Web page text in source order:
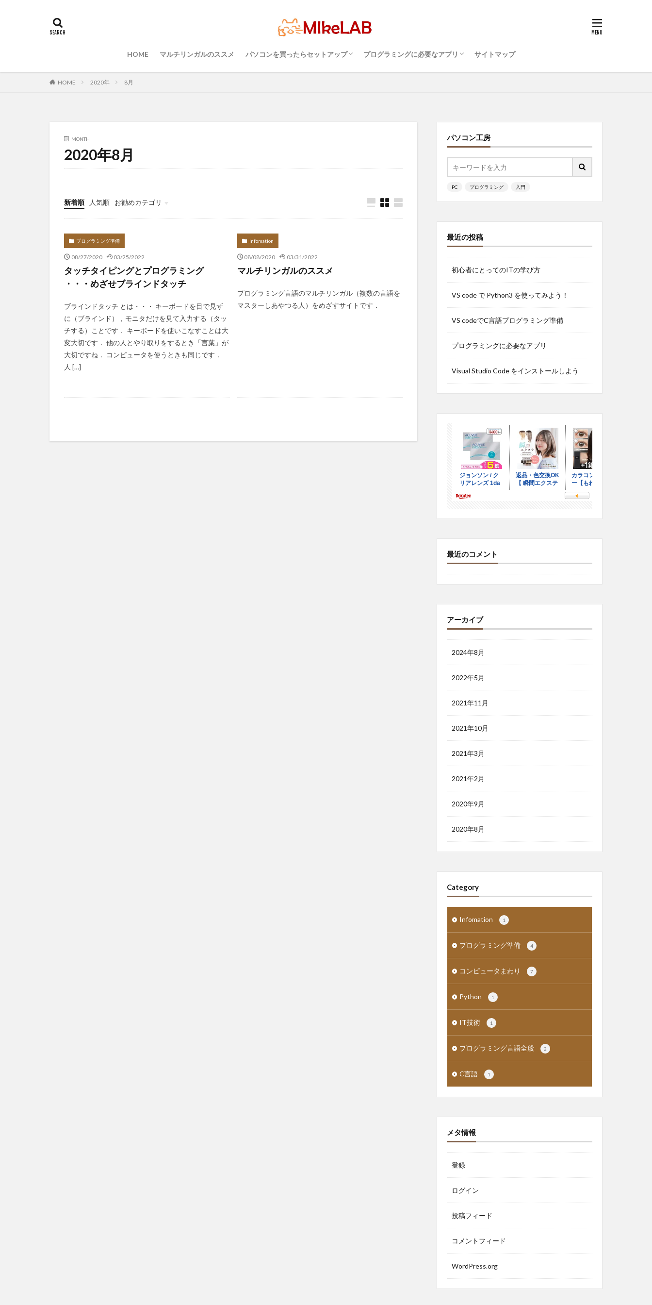
HOME マルチリンガルのススメ パソコンを買ったらセットアップ
超初心者のパソコンの選び方（３）・・・知
超初心者のパソコンの選び方（１）・・・
超初心者のパソコンの選び方（２）・・・快
プログラミングに必要なアプリ
プログラミングを行うためのコンピュータ環
パソコンのセキュリティ対策を行おう
Visual Studio Code をインストールしよう
タッチタイピングとプログラミング ・・・
サイトマップ
HOME 2020年 8月
MONTH
2020年8月
新着順 人気順
お勧めカテゴリ
Infomation
プログラミング準備
08/27/2020 03/25/2022
タッチタイピングとプログラミング
・・・めざせブラインドタッチ
ブラインドタッチ とは・・・ キーボードを目で見ず
に（ブラインド），モニタだけを見て入力する（タッ
チする）ことです． キーボードを使いこなすことは大
変大切です． 他の人とやり取りをするとき「言葉」が
大切ですね． コンピュータを使うときも同じです．
人 […]
Infomation
08/08/2020 03/31/2022
マルチリンガルのススメ
プログラミング言語のマルチリンガル（複数の言語を
マスターしあやつる人）をめざすサイトです．
パソコン工房
PC プログラミング 入門
最近の投稿
初心者にとってのITの学び方
VS code で Python3 を使ってみよう！
VS codeでC言語プログラミング準備
プログラミングに必要なアプリ
Visual Studio Code をインストールしよう
最近のコメント
アーカイブ
2024年8月
2022年5月
2021年11月
2021年10月
2021年3月
2021年2月
2020年9月
2020年8月
Category
Infomation 1
プログラミング準備 4
コンピュータまわり 7
Python 1
IT技術 1
プログラミング言語全般 2
C言語 1
メタ情報
登録
ログイン
投稿フィード
コメントフィード
WordPress.org
っておこうスペック
Windows？それとも Mac？
適に使うためのPC性能選び 境
めざせブラインドタッチ
ブラインドタッチ PC選択 ウィルス対策